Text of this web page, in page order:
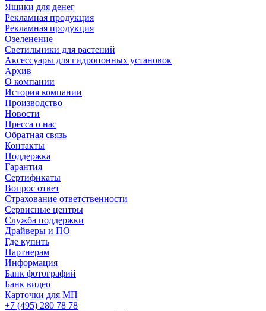
Ящики для денег
Рекламная продукция
Рекламная продукция
Озеленение
Светильники для растений
Аксессуары для гидропонных установок
Архив
О компании
История компании
Производство
Новости
Пресса о нас
Обратная связь
Контакты
Поддержка
Гарантия
Сертификаты
Вопрос ответ
Страхование ответственности
Сервисные центры
Служба поддержки
Драйверы и ПО
Где купить
Партнерам
Информация
Банк фотографий
Банк видео
Карточки для МП
+7 (495) 280 78 78